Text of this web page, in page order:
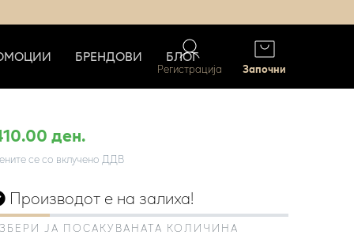
БРЕНДОВИ БЛОГ
Регистрација Започни
ден.
се со вклучено ДДВ
Производот е на залиха!
ЈА ПОСАКУВАНАТА КОЛИЧИНА